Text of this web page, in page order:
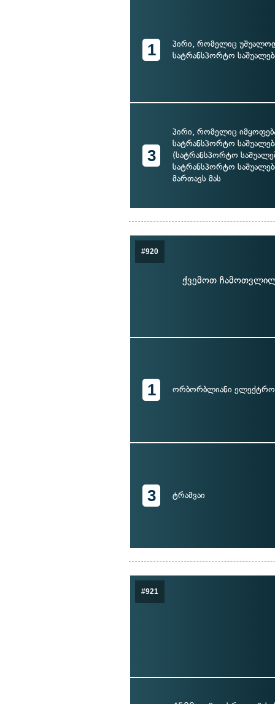
1
პირი, რომელიც
სატრანსპორტო
3
პირი, რომელიც
სატრანსპორტო
(სატრანსპორტო
სატრანსპორტო
მართავს მას
#920
ქვემოთ
1 ორბორბლიანი
3 ტრამვაი
#921